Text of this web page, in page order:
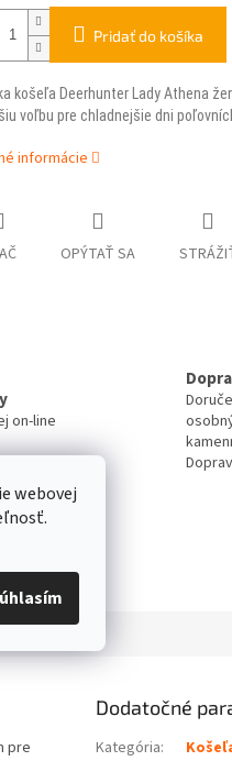
webovej
Pridať do košíka
košeľa Deerhunter Lady Athena
voľbu pre chladnejšie dni
informácie
OPÝTAŤ SA
on-line
pre
Dodatočné
Kategória: